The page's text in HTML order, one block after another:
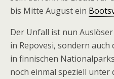
bis Mitte August ein
Der Unfall ist nun
in Repovesi, sondern
in finnischen
noch einmal speziell unter